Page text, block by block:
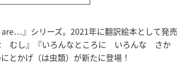
』シリーズ。2021年に翻訳絵本として発売
むし』『いろんなところに いろんな さか
とかげ（は虫類）が新たに登場！